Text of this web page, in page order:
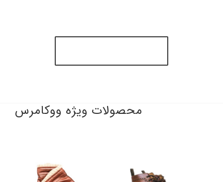
محصولات ویژه ووکامرس